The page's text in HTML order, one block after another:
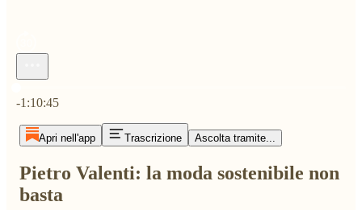
-1:10:45
Apri nell'app Trascrizione Ascolta tramite...
Pietro Valenti: la moda sostenibile non
basta